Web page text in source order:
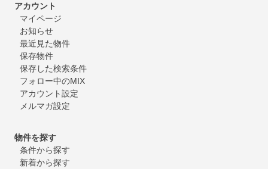
アカウント
マイページ
お知らせ
最近見た物件
保存物件
保存した検索条件
フォロー中のMIX
アカウント設定
メルマガ設定
物件を探す
条件から探す
新着から探す